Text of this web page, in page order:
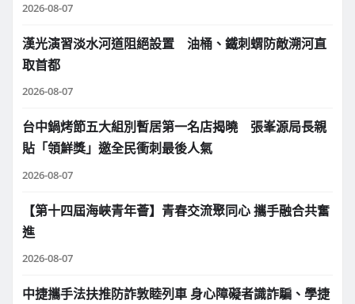
2026-08-07
漢光演習淡水河道阻絕設置 油桶、鐵刺蝟防敵溯河直
取首都
2026-08-07
台中鍋烤節五大組別暫居第一名店揭曉 張峯源局長親
貼「領鮮獎」邀全民衝刺最後人氣
2026-08-07
【第十四屆海峽青年薈】青春交流聚同心 攜手融合共奮
進
2026-08-07
中捷攜手法扶推防詐敦睦列車 身心障礙者識詐騙、學捷